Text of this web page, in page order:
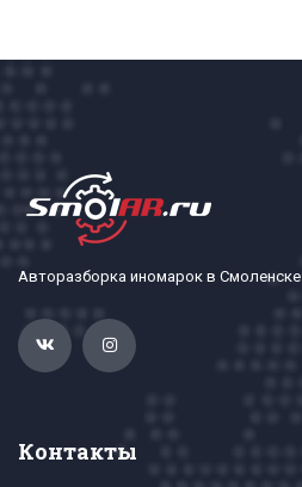
Авторазборка иномарок в Смоленске
Контакты